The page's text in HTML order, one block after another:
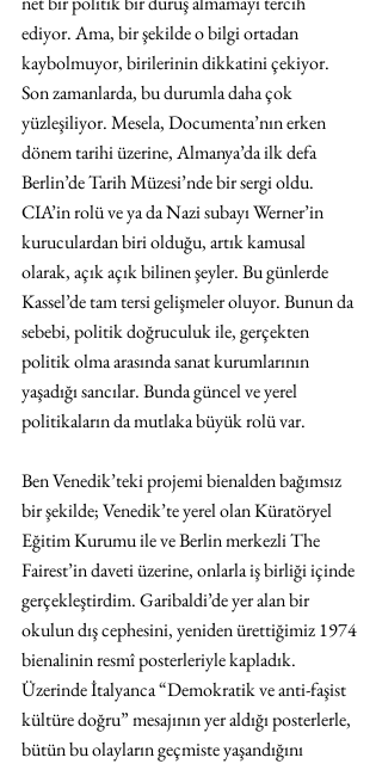
ediyor. Ama, bir şekilde o bilgi ortadan
kaybolmuyor, birilerinin dikkatini çekiyor.
Son zamanlarda, bu durumla daha çok
yüzleşiliyor. Mesela, Documenta’nın erken
dönem tarihi üzerine, Almanya’da ilk defa
Berlin’de Tarih Müzesi’nde bir sergi oldu.
CIA’in rolü ve ya da Nazi subayı Werner’in
kuruculardan biri olduğu, artık kamusal
olarak, açık açık bilinen şeyler. Bu günlerde
Kassel’de tam tersi gelişmeler oluyor. Bunun da
sebebi, politik doğruculuk ile, gerçekten
politik olma arasında sanat kurumlarının
yaşadığı sancılar. Bunda güncel ve yerel
politikaların da mutlaka büyük rolü var.
Ben Venedik’teki projemi bienalden bağımsız
bir şekilde; Venedik’te yerel olan Küratöryel
Eğitim Kurumu ile ve Berlin merkezli The
Fairest’in daveti üzerine, onlarla iş birliği içinde
gerçekleştirdim. Garibaldi’de yer alan bir
okulun dış cephesini, yeniden ürettiğimiz 1974
bienalinin resmî posterleriyle kapladık.
Üzerinde İtalyanca “Demokratik ve anti-faşist
kültüre doğru” mesajının yer aldığı posterlerle,
bütün bu olayların geçmiste yaşandığını